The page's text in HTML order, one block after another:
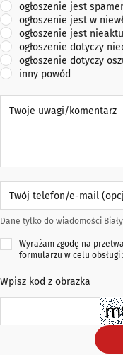
ogłoszenie jest
ogłoszenie jest w
ogłoszenie jest
ogłoszenie dotyczy
ogłoszenie dotyczy
inny powód
Dane tylko do wiadomości
Wyrażam zgodę na
formularzu w celu obsługi
Wpisz kod z obrazka